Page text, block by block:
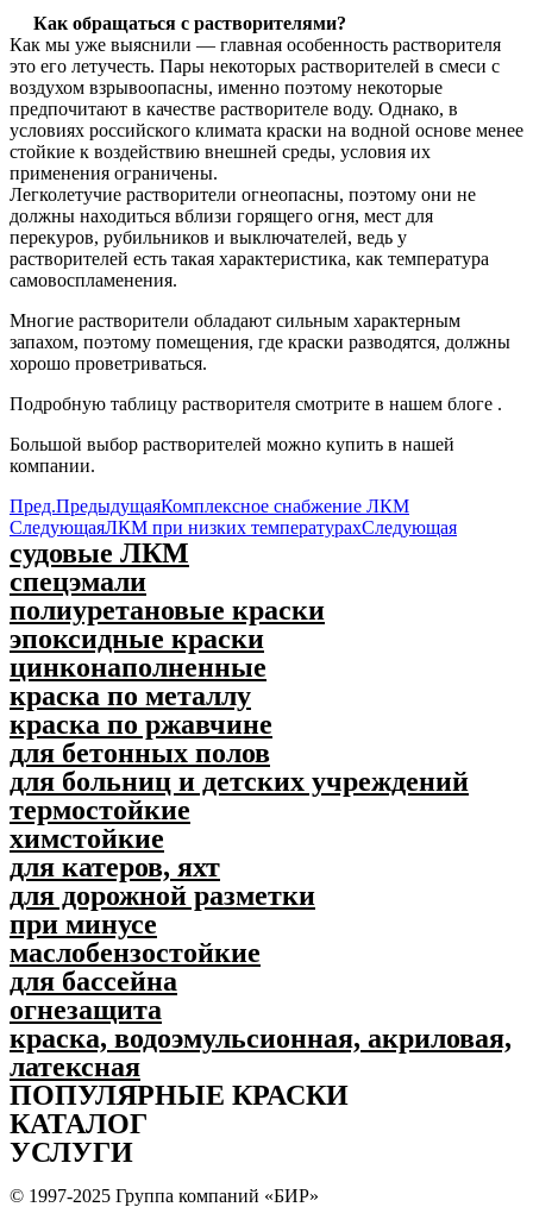
Как обращаться с растворителями?
Как мы уже выяснили — главная особенность растворителя
это его летучесть. Пары некоторых растворителей в смеси с
воздухом взрывоопасны, именно поэтому некоторые
предпочитают в качестве растворителе воду. Однако, в
условиях российского климата краски на водной основе менее
стойкие к воздействию внешней среды, условия их
применения ограничены.
Легколетучие растворители огнеопасны, поэтому они не
должны находиться вблизи горящего огня, мест для
перекуров, рубильников и выключателей, ведь у
растворителей есть такая характеристика, как температура
самовоспламенения.
Многие растворители обладают сильным характерным
запахом, поэтому помещения, где краски разводятся, должны
хорошо проветриваться.
Подробную таблицу растворителя смотрите в нашем блоге .
Большой выбор растворителей можно купить в нашей
компании.
Пред.ПредыдущаяКомплексное снабжение ЛКМ
СледующаяЛКМ при низких температурахСледующая
судовые ЛКМ
спецэмали
полиуретановые краски
эпоксидные краски
цинконаполненные
краска по металлу
краска по ржавчине
для бетонных полов
для больниц и детских учреждений
термостойкие
химстойкие
для катеров, яхт
для дорожной разметки
при минусе
маслобензостойкие
для бассейна
огнезащита
краска, водоэмульсионная, акриловая,
латексная
ПОПУЛЯPНЫЕ КРАСКИ
КАТАЛОГ
УСЛУГИ
© 1997-2025 Группа компаний «БИР»